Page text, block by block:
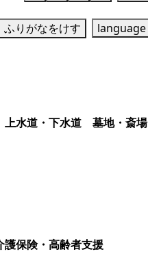
ふりがなをけす language
上水道・下水道 墓地・斎場
護保険・高齢者支援